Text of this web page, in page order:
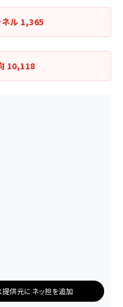
ル 1,365
10,118
提供元にネッ担を追加